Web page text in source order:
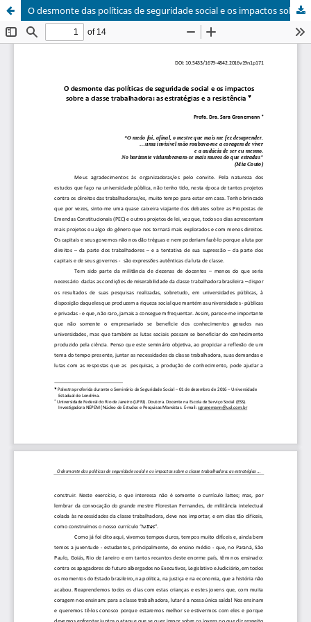
O desmonte das políticas de seguridade social e os impactos sobre a classe trabalhadora: as estratégias e a resistência